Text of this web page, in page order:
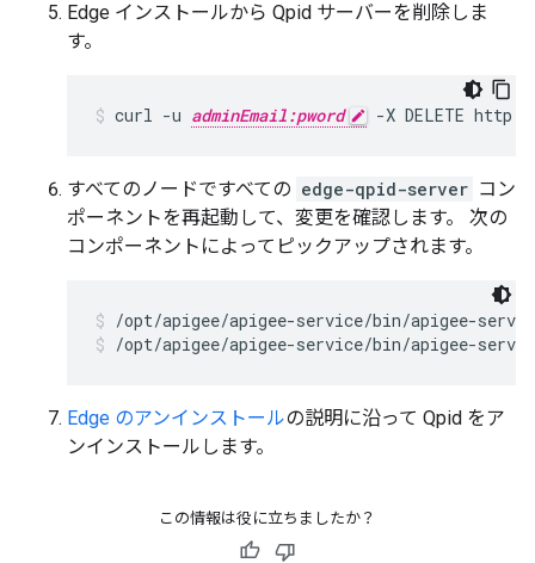
Edge インストールから Qpid サーバーを削除しま
す。
curl -u adminEmail:pword -X DELETE
すべてのノードですべての edge-qpid-server コン
ポーネントを再起動して、変更を確認します。 次の
コンポーネントによってピックアップされます。
/opt/apigee/apigee-service/bin/apigee-
/opt/apigee/apigee-service/bin/apigee-
Edge のアンインストールの説明に沿って Qpid をア
ンインストールします。
この情報は役に立ちましたか？